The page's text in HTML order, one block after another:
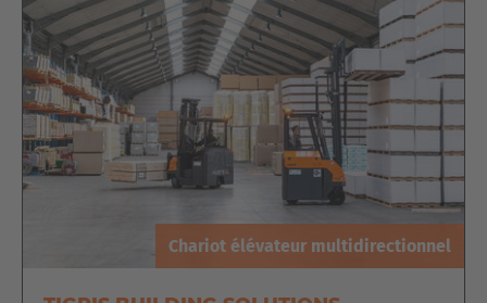
PRÉPARATION DE COMMANDES
BILATÉRALE DE LA SÉRIE MK
Cettesérie est parfaite pour lerangementet lapréparation
desportes et des cadres. Le chariot électrique
multidirectionnel classique avec sa
plate-forme de travail
élevable
est donc idéal pour la préparation des
commandes des clients.
Chariot élévateur multidirectionnel